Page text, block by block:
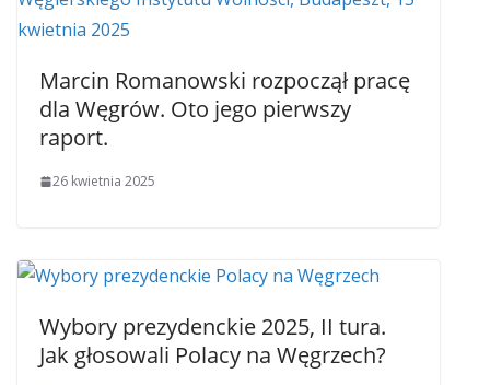
Marcin Romanowski rozpoczął pracę
dla Węgrów. Oto jego pierwszy
raport.
26 kwietnia 2025
Wybory prezydenckie 2025, II tura.
Jak głosowali Polacy na Węgrzech?